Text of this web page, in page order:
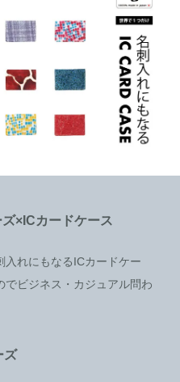
×ICカードケース
入れにもなるICカードケー
でビジネス・カジュアル問わ
ズ